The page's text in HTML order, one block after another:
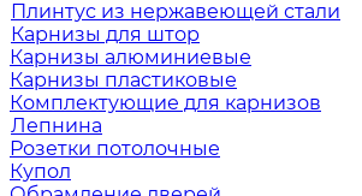
Плинтус из нержавеющей стали
Карнизы для штор
Карнизы алюминиевые
Карнизы пластиковые
Комплектующие для карнизов
Лепнина
Розетки потолочные
Купол